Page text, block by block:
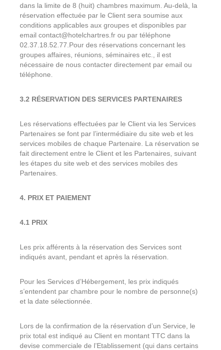
dans la limite de 8 (huit) chambres maximum. Au-delà, la
réservation effectuée par le Client sera soumise aux
conditions applicables aux groupes et disponibles par
email contact@hotelchartres.fr ou par téléphone
02.37.18.52.77.Pour des réservations concernant les
groupes affaires, réunions, séminaires etc., il est
nécessaire de nous contacter directement par email ou
téléphone.
3.2 RÉSERVATION DES SERVICES PARTENAIRES
Les réservations effectuées par le Client via les Services
Partenaires se font par l’intermédiaire du site web et les
services mobiles de chaque Partenaire. La réservation se
fait directement entre le Client et les Partenaires, suivant
les étapes du site web et des services mobiles des
Partenaires.
4. PRIX ET PAIEMENT
4.1 PRIX
Les prix afférents à la réservation des Services sont
indiqués avant, pendant et après la réservation.
Pour les Services d’Hébergement, les prix indiqués
s’entendent par chambre pour le nombre de personne(s)
et la date sélectionnée.
Lors de la confirmation de la réservation d’un Service, le
prix total est indiqué au Client en montant TTC dans la
devise commerciale de l’Etablissement (qui dans certains